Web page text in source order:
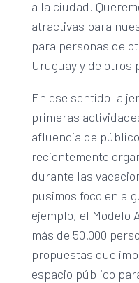
a la ciudad.
atractivas para
para personas de
Uruguay y de otros
En ese sentido la
primeras
afluencia de
recientemente
durante las
pusimos foco en
ejemplo, el Modelo
más de 50.000
propuestas que
espacio público